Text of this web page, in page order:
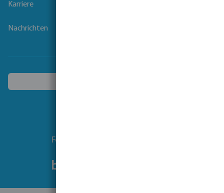
Karriere
Nachrichten
Folgen Sie uns